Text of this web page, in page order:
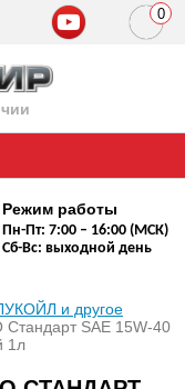
Режим работы
Пн-Пт: 7:00 – 16:00 (МСК)
Сб-Вс: выходной день
0
и другое
SAE 15W-40
1л